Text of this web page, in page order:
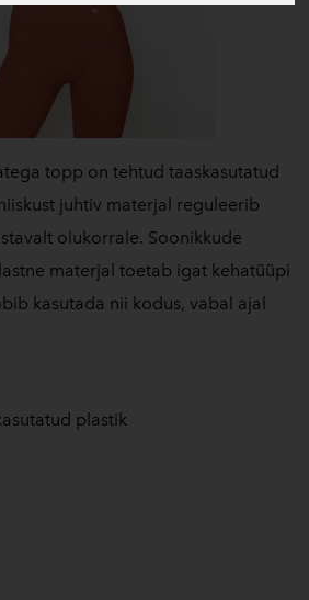
topp on tehtud taaskasutatud
juhtiv materjal reguleerib
olukorrale. Soonikkude
materjal toetab igat kehatüüpi
kasutada nii kodus, vabal ajal
plastik